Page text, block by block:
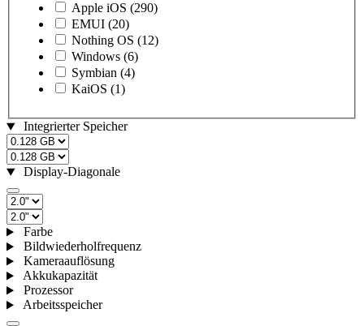
Apple iOS (290)
EMUI (20)
Nothing OS (12)
Windows (6)
Symbian (4)
KaiOS (1)
Integrierter Speicher
Display-Diagonale
Farbe
Bildwiederholfrequenz
Kameraauflösung
Akkukapazität
Prozessor
Arbeitsspeicher